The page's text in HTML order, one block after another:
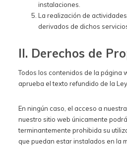
instalaciones.
La realización de
derivados de dichos
II. Derechos de
Todos los contenidos de la página
aprueba el texto refundido de la
En ningún caso, el acceso a
nuestro sitio web únicamente
terminantemente prohibida su
que puedan estar instalados en la